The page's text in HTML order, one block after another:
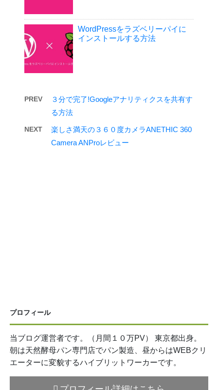
WordPressをラズベリーパイに
インストールする方法
PREV
３分で完了!Googleアナリティクスを共有す
る方法
NEXT
楽しさ満天の３６０度カメラANETHIC 360
Camera ANProレビュー
プロフィール
当ブログ運営者です。（月間１０万PV） 東京都出身。
朝は天然酵母パン専門店でパン製造、昼からはWEBクリ
エーターに変貌するハイブリットワーカーです。